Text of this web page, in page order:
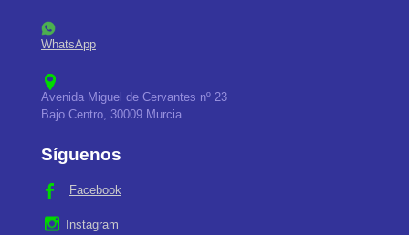
WhatsApp
Avenida Miguel de Cervantes nº 23
Bajo Centro, 30009 Murcia
Síguenos
Facebook
Instagram